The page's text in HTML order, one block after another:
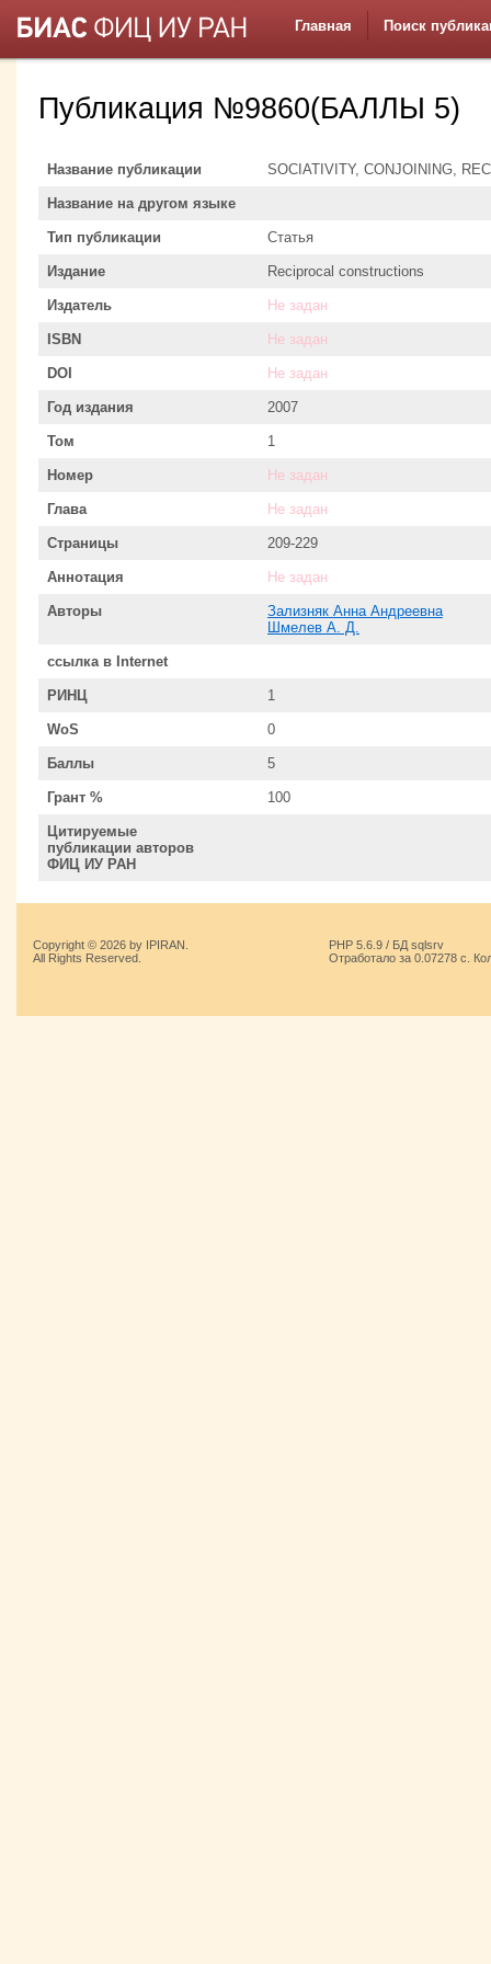
Главная Поиск
Публикация №9860(БАЛЛЫ 5)
Название публикации SOCIATIVITY, CONJOINING,
Название на другом языке
Тип публикации Статья
Издание Reciprocal constructions
Издатель Не задан
ISBN Не задан
DOI Не задан
Год издания 2007
Том 1
Номер Не задан
Глава Не задан
Страницы 209-229
Аннотация Не задан
Авторы
Зализняк Анна Андреевна
Шмелев А. Д.
ссылка в Internet
РИНЦ 1
WoS 0
Баллы 5
Грант % 100
Цитируемые
публикации авторов
ФИЦ ИУ РАН
Copyright © 2026 by IPIRAN.
All Rights Reserved.
PHP 5.6.9 / БД sqlsrv
Отработало за 0.07278 с.